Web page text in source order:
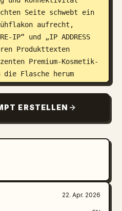
Seite schwebt ein
aufrecht,
IP“ und „IP ADDRESS
Produkttexten
Premium-Kosmetik-
Flasche herum
durchscheinende
in klaren,
einige Blasen
Mikro-Labels
darunter „OXYGEN
„SECURE ROUTING“,
CLEAN“ und
Oben links steht ein
TECHNOLOGY“.
ERSTELLEN
22. Apr. 2026